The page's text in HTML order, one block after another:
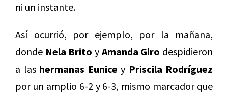
ni un instante.
Así ocurrió, por ejemplo, por la mañana,
donde Nela Brito y Amanda Giro despidieron
a las hermanas Eunice y Priscila Rodríguez
por un amplio 6-2 y 6-3, mismo marcador que